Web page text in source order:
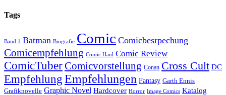
Tags
Band 1 Batman Biografie Comic Comicbesrpechung
Comicempfehlung Comic Haul Comic Review
ComicTuberComicvorstellung Conan Cross Cult DC
Empfehlung Empfehlungen Fantasy Garth Ennis
Grafiknovelle Graphic Novel Hardcover Horror Image Comics Katalog